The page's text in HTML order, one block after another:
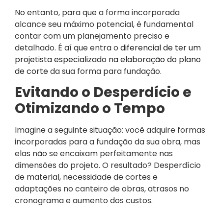
No entanto, para que a forma incorporada
alcance seu máximo potencial, é fundamental
contar com um planejamento preciso e
detalhado. É aí que entra o diferencial de ter um
projetista especializado na elaboração do plano
de corteda sua forma para fundação.
Evitando o Desperdício e
Otimizando o Tempo
Imagine a seguinte situação: você adquire formas
incorporadas para a fundação da sua obra, mas
elas não se encaixam perfeitamente nas
dimensões do projeto. O resultado? Desperdício
de material, necessidade de cortes e
adaptações no canteiro de obras, atrasos no
cronograma e aumento dos custos.